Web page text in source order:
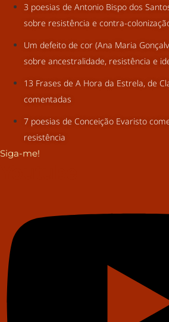
3 poesias de Antonio Bispo dos
sobre resistência e contra-
Um defeito de cor (Ana Maria
sobre ancestralidade, resistência e
13 Frases de A Hora da Estrela, de
comentadas
7 poesias de Conceição Evaristo
resistência
Siga-me!